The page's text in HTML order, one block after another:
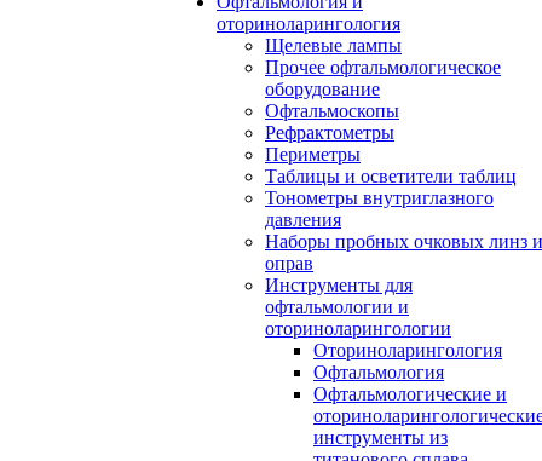
оториноларингология
Щелевые лампы
Прочее офтальмологическое
оборудование
Офтальмоскопы
Рефрактометры
Периметры
Таблицы и осветители таблиц
Тонометры внутриглазного
давления
Наборы пробных очковых линз и
оправ
Инструменты для
офтальмологии и
оториноларингологии
Оториноларингология
Офтальмология
Офтальмологические и
инструменты из